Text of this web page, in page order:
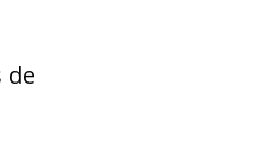
de